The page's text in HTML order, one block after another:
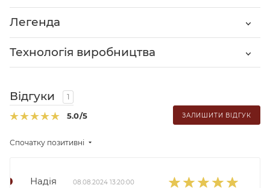
Легенда
Технологія виробництва
Відгуки 1
5.0/5 ЗАЛИШИТИ ВІДГУК
Спочатку позитивні
Надія 08.08.2024 13:20:00